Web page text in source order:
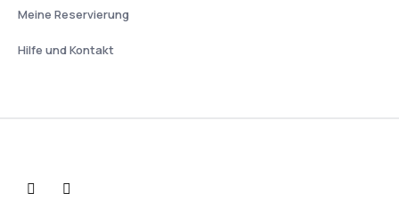
Meine Reservierung
Hilfe und Kontakt